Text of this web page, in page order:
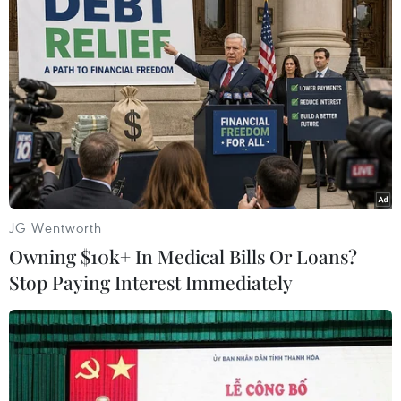
số lần đầu tiên đề cập khái niệm tài sản số đã
được đưa ra lấy ý kiến người dân và hiện đang
được Quốc hội thảo luận. Dự thảo luật này được
thông qua sẽ là một bước tiến lớn thể hiện sự
quyết tâm của Việt Nam trong việc công nhận
tài sản số, tiền điện tử.
JG Wentworth
Owning $10k+ In Medical Bills Or Loans?
Stop Paying Interest Immediately